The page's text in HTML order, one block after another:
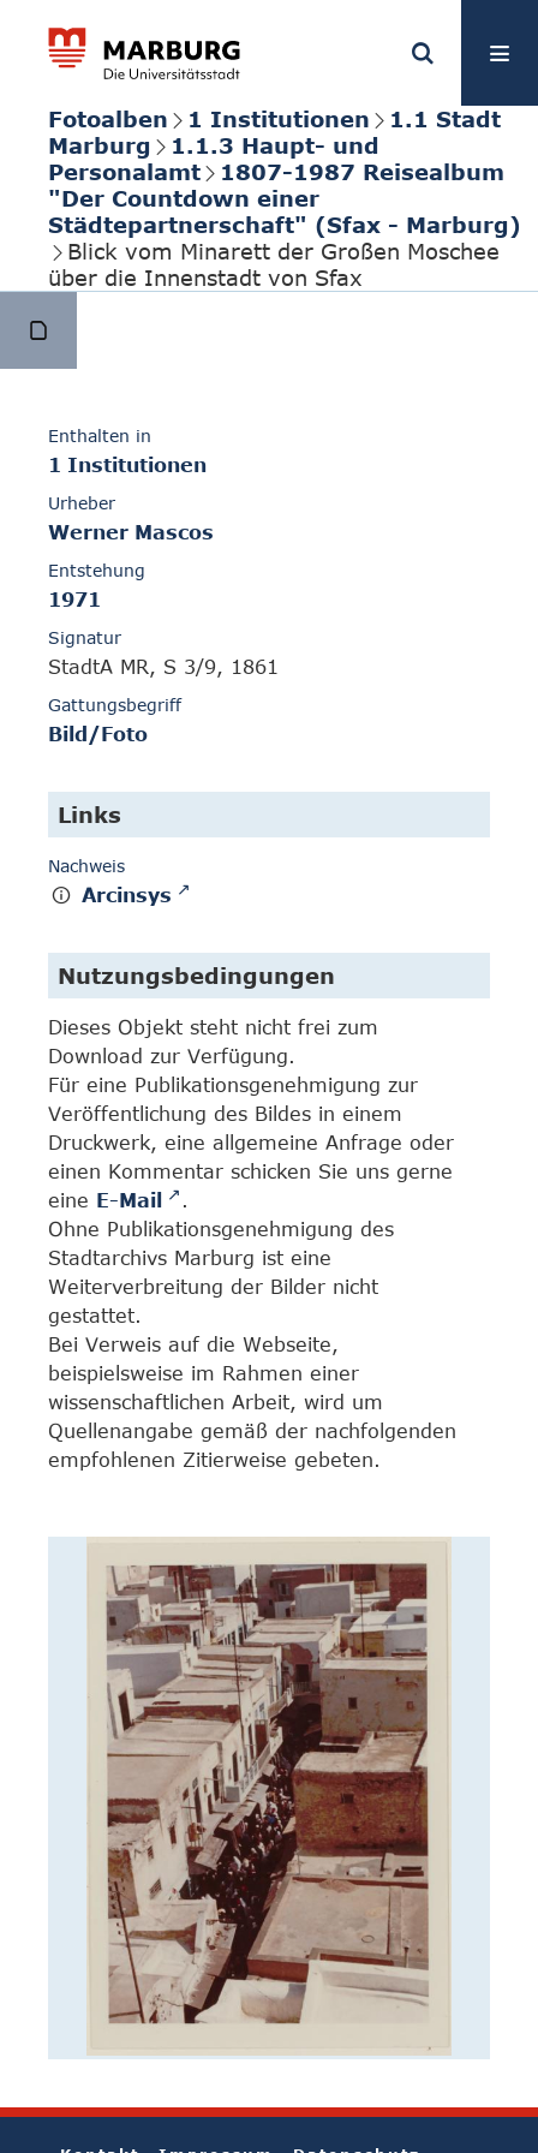
Fotoalben 1 Institutionen
1.1 Stadt
Marburg
1.1.3 Haupt- und
Personalamt
1807-1987 Reisealbum
"Der Countdown einer
Städtepartnerschaft" (Sfax - Marburg)
Blick vom Minarett der Großen Moschee
über die Innenstadt von Sfax
Enthalten in
1 Institutionen
Urheber
Werner Mascos
Entstehung
1971
Signatur
StadtA MR, S 3/9, 1861
Gattungsbegriff
Bild/Foto
Links
Nachweis
Arcinsys
Nutzungsbedingungen
Dieses Objekt steht nicht frei zum
Download zur Verfügung.
Für eine Publikationsgenehmigung zur
Veröffentlichung des Bildes in einem
Druckwerk, eine allgemeine Anfrage oder
einen Kommentar schicken Sie uns gerne
eine E-Mail
.
Ohne Publikationsgenehmigung des
Stadtarchivs Marburg ist eine
Weiterverbreitung der Bilder nicht
gestattet.
Bei Verweis auf die Webseite,
beispielsweise im Rahmen einer
wissenschaftlichen Arbeit, wird um
Quellenangabe gemäß der nachfolgenden
empfohlenen Zitierweise gebeten.